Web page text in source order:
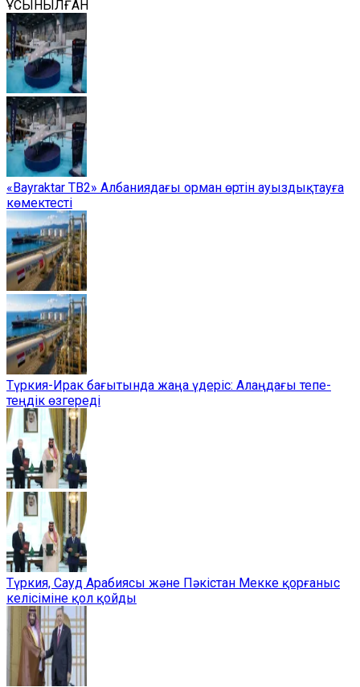
ҰСЫНЫЛҒАН
«Bayraktar TB2» Албаниядағы орман өртін ауыздықтауға
көмектесті
Түркия-Ирак бағытында жаңа үдеріс: Алаңдағы тепе-
теңдік өзгереді
Түркия, Сауд Арабиясы және Пәкістан Мекке қорғаныс
келісіміне қол қойды